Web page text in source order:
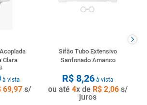
Clara
à vista
69,97s/
Sifão Tubo Extensivo
Sanfonado Amanco
R$ 8,26 à vista
ou até 4x de R$ 2,06 s/
juros